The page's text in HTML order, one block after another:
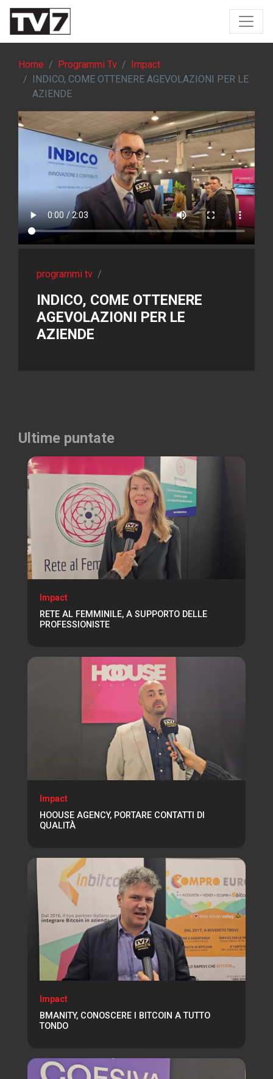
Home Programmi Tv
Impact
INDICO, COME OTTENERE AGEVOLAZIONI PER LE
AZIENDE
programmi tv /
INDICO, COME OTTENERE
AGEVOLAZIONI PER LE
AZIENDE
Ultime puntate
Impact
RETE AL FEMMINILE, A SUPPORTO DELLE
PROFESSIONISTE
Impact
HOOUSE AGENCY, PORTARE CONTATTI DI
QUALITÀ
Impact
BMANITY, CONOSCERE I BITCOIN A TUTTO
TONDO